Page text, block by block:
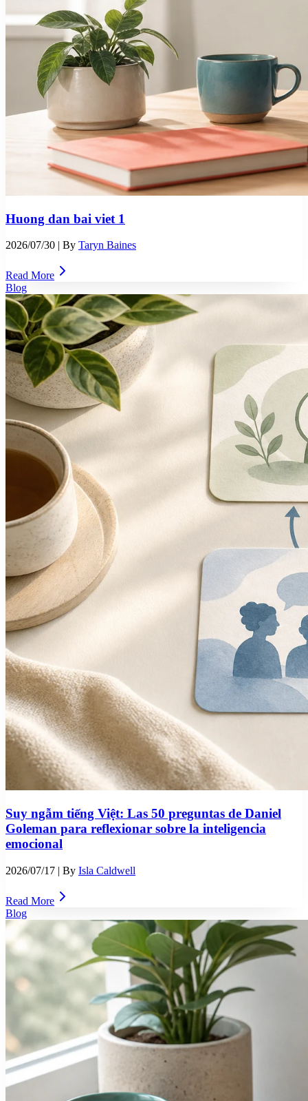
Huong dan bai viet 1
2026/07/30 | By Taryn Baines
Read More
Blog
Suy ngẫm tiếng Việt: Las 50 preguntas de Daniel
Goleman para reflexionar sobre la inteligencia
emocional
2026/07/17 | By Isla Caldwell
Read More
Blog